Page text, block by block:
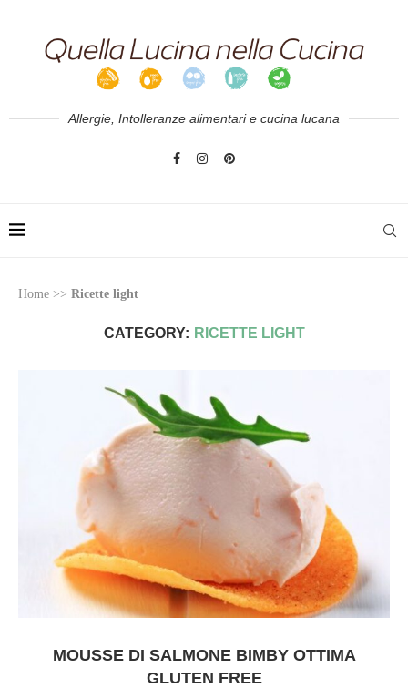
Allergie, Intolleranze alimentari e cucina lucana
Home >> Ricette light
CATEGORY: RICETTE LIGHT
MOUSSE DI SALMONE BIMBY OTTIMA
GLUTEN FREE